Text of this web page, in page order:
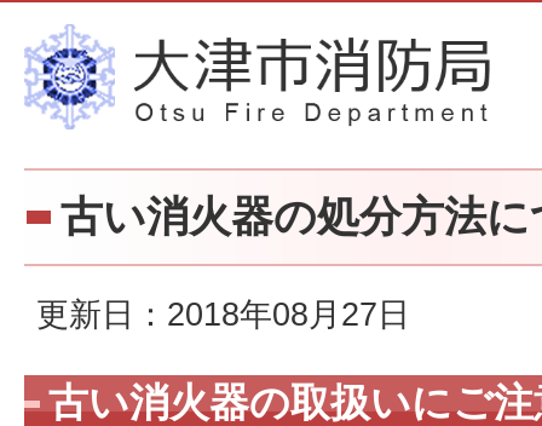
古い消火器の処分方法
更新日：2018年08月27日
古い消火器の取扱いにご